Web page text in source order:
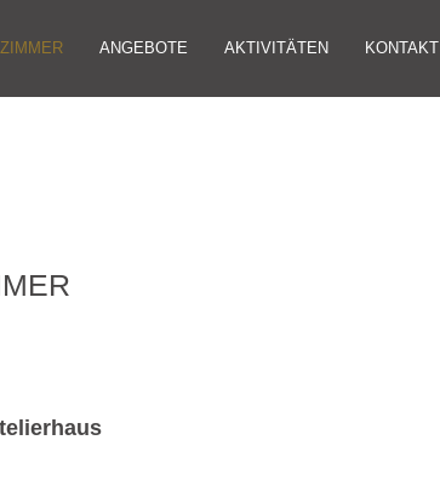
ZIMMER ANGEBOTE AKTIVITÄTEN KONTAKT